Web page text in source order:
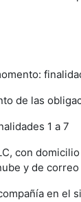
de las
1 a 7
con
y de
en el